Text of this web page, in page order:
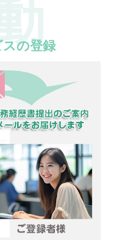
の登録